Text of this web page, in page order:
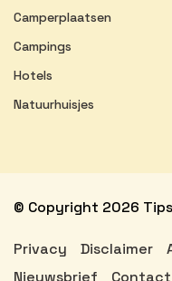
Camperplaatsen
Campings
Hotels
Natuurhuisjes
© Copyright 2026 Tips
Privacy Disclaimer
Nieuwsbrief
Contact